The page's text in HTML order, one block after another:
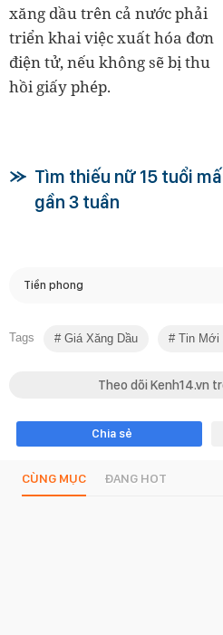
xăng dầu trên cả nước phải
triển khai việc xuất hóa đơn
điện tử, nếu không sẽ bị thu
hồi giấy phép.
Tìm thiếu nữ 15 tuổi
gần 3 tuần
Tiền phong
Tags Giá Xăng Dầu Tin Mới
Theo dõi Kenh14.vn
Chia sẻ
CÙNG MỤC ĐANG HOT